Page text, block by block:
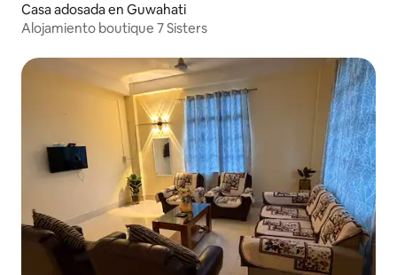
Casa adosada en Guwahati
Alojamiento boutique 7 Sisters